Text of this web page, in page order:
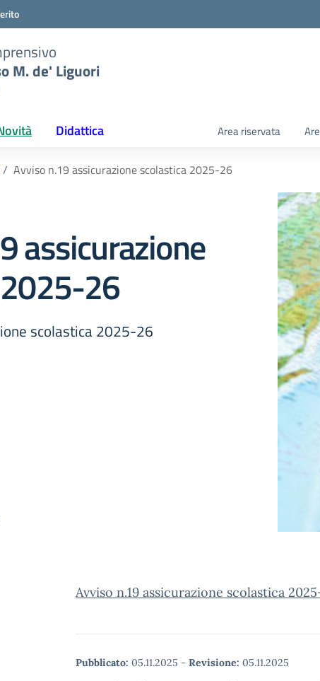
M. de' Liguori
Didattica Area riservata
Avviso n.19 assicurazione scolastica 2025-26
assicurazione
26
scolastica 2025-26
Avviso n.19 assicurazione scolastica
Pubblicato: 05.11.2025 - Revisione: 05.11.2025